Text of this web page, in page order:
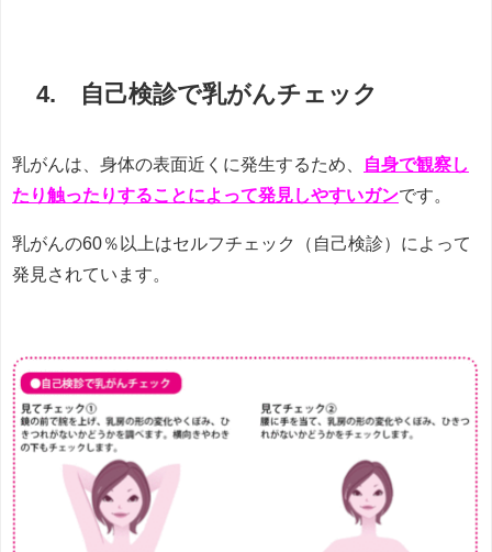
4. 自己検診で乳がんチェック
乳がんは、身体の表面近くに発生するため、
自身で観察し
たり触ったりすることによって発見しやすいガンです。
乳がんの60％以上はセルフチェック（自己検診）によって
発見されています。